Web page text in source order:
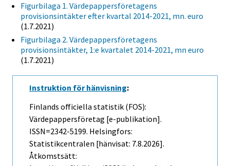
Figurbilaga 1. Värdepappersföretagens
provisionsintäkter efter kvartal 2014-2021, mn. euro
(1.7.2021)
Figurbilaga 2. Värdepappersföretagens
provisionsintäkter, 1:e kvartalet 2014-2021, mn euro
(1.7.2021)
Instruktion för hänvisning:
Finlands officiella statistik (FOS):
Värdepappersföretag [e-publikation].
ISSN=2342-5199. Helsingfors:
Statistikcentralen [hänvisat: 7.8.2026].
Åtkomstsätt: